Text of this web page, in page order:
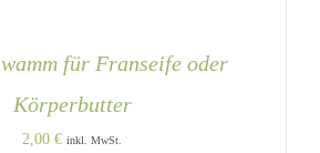
für Franseife oder
Körperbutter
2,00 € inkl. MwSt.